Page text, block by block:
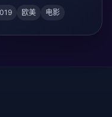
欧美 电影